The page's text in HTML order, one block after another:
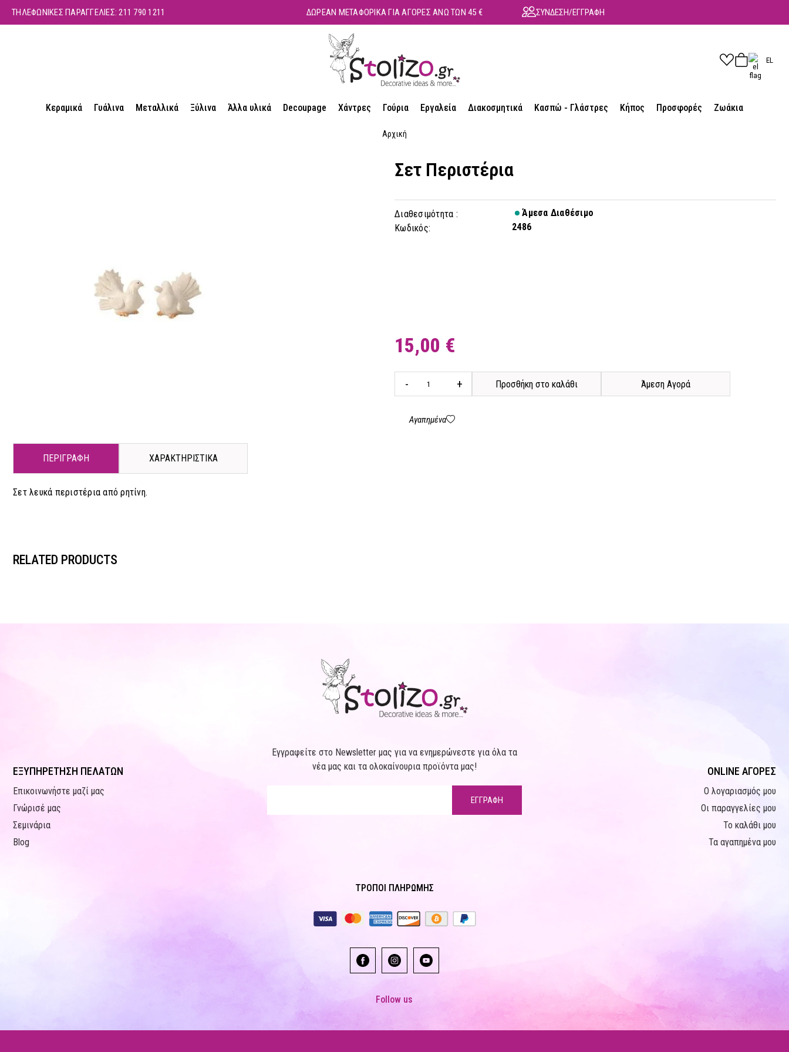
ΤΗΛΕΦΩΝΙΚΕΣ ΠΑΡΑΓΓΕΛΙΕΣ:211 790 1211 ΔΩΡΕΑΝ ΜΕΤΑΦΟΡΙΚΑ ΓΙΑ ΑΓΟΡΕΣ ΑΝΩ ΤΩΝ 45 € ΣΥΝΔΕΣΗ/ΕΓΓΡΑΦΗ
EL
Κεραμικά Γυάλινα Μεταλλικά Ξύλινα Άλλα υλικά Decoupage Χάντρες Γούρια Εργαλεία Διακοσμητικά Κασπώ - Γλάστρες Κήπος Προσφορές Ζωάκια
Αρχική
Σετ Περιστέρια
Διαθεσιμότητα :
Άμεσα Διαθέσιμο
Κωδικός:
2486
15,00 €
- + Προσθήκη στο καλάθι Άμεση Αγορά
Αγαπημένα
ΠΕΡΙΓΡΑΦΗ ΧΑΡΑΚΤΗΡΙΣΤΙΚΑ
Σετ λευκά περιστέρια από ρητίνη.
RELATED PRODUCTS
ΕΞΥΠΗΡΕΤΗΣΗ ΠΕΛΑΤΩΝ
Επικοινωνήστε μαζί μας
Γνώρισέ μας
Σεμινάρια
Blog
Εγγραφείτε στο Newsletter μας για να ενημερώνεστε για όλα τα
νέα μας και τα ολοκαίνουρια προϊόντα μας!
ΕΓΓΡΑΦΗ
ONLINE ΑΓΟΡΕΣ
Ο λογαριασμός μου
Οι παραγγελίες μου
Το καλάθι μου
Τα αγαπημένα μου
ΤΡΟΠΟΙ ΠΛΗΡΩΜΗΣ
Follow us